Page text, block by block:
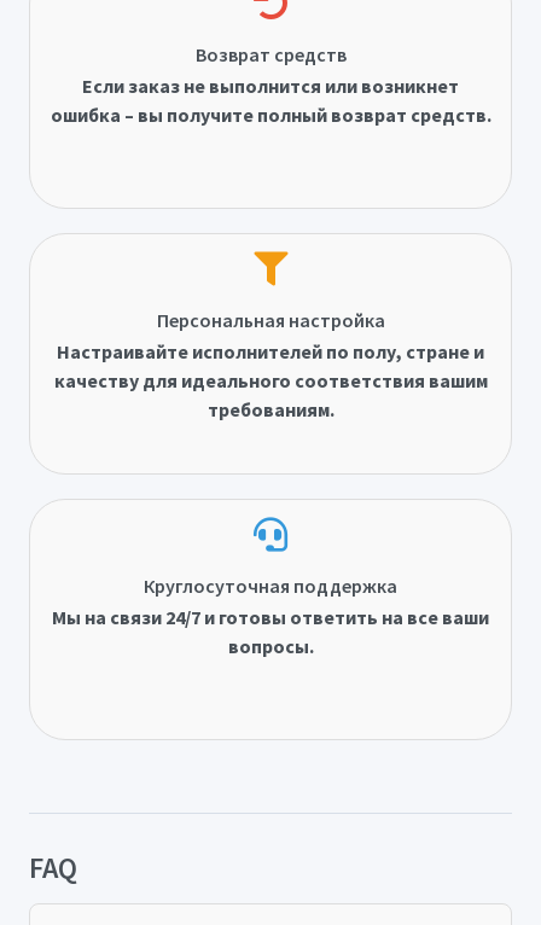
Возврат средств
Если заказ не выполнится или возникнет
ошибка – вы получите полный возврат средств.
Персональная настройка
Настраивайте исполнителей по полу, стране и
качеству для идеального соответствия вашим
требованиям.
Круглосуточная поддержка
Мы на связи 24/7 и готовы ответить на все ваши
вопросы.
FAQ